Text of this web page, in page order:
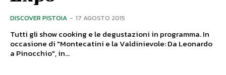
DISCOVER PISTOIA - 17 AGOSTO 2015
Tutti gli show cooking e le degustazioni in programma. In
occasione di "Montecatini e la Valdinievole: Da Leonardo
a Pinocchio", in...